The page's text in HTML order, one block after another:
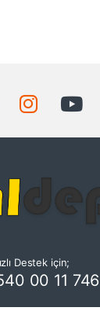
Destek için;
00 11 746